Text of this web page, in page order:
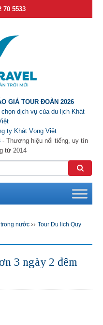
70 5533
GIÁ TOUR ĐOÀN 2026
dịch vụ của du lịch Khát
ty Khát Vọng Việt
- Thương hiệu nổi tiếng, uy tín
từ 2014
trong nước ››Tour Du lịch Quy
3 ngày 2 đêm